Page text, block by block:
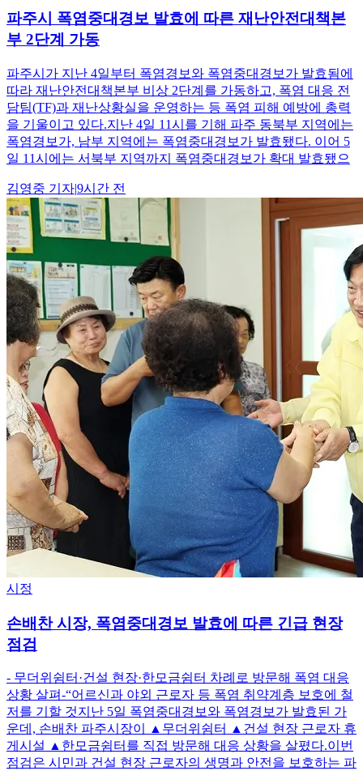
파주시 폭염중대경보 발효에 따른 재난안전대책본
부 2단계 가동
파주시가 지난 4일부터 폭염경보와 폭염중대경보가 발효됨에
따라 재난안전대책본부 비상 2단계를 가동하고, 폭염 대응 전
담팀(TF)과 재난상황실을 운영하는 등 폭염 피해 예방에 총력
을 기울이고 있다.지난 4일 11시를 기해 파주 동북부 지역에는
폭염경보가, 남부 지역에는 폭염중대경보가 발효됐다. 이어 5
일 11시에는 서북부 지역까지 폭염중대경보가 확대 발효됐으
김영중 기자|9시간 전
시정
손배찬 시장, 폭염중대경보 발효에 따른 긴급 현장
점검
- 무더위쉼터·건설 현장·한모금쉼터 차례로 방문해 폭염 대응
상황 살펴-“어르신과 야외 근로자 등 폭염 취약계층 보호에 철
저를 기할 것지난 5일 폭염중대경보와 폭염경보가 발효된 가
운데, 손배찬 파주시장이 ▲무더위쉼터 ▲건설 현장 근로자 휴
게시설 ▲한모금쉼터를 직접 방문해 대응 상황을 살폈다.이번
점검은 시민과 건설 현장 근로자의 생명과 안전을 보호하는 파